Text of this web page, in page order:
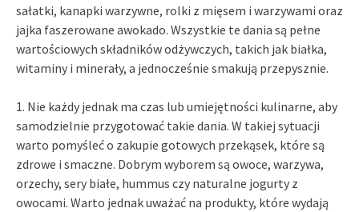
sałatki, kanapki warzywne, rolki z mięsem i warzywami oraz
jajka faszerowane awokado. Wszystkie te dania są pełne
wartościowych składników odżywczych, takich jak białka,
witaminy i minerały, a jednocześnie smakują przepysznie.
1. Nie każdy jednak ma czas lub umiejętności kulinarne, aby
samodzielnie przygotować takie dania. W takiej sytuacji
warto pomyśleć o zakupie gotowych przekąsek, które są
zdrowe i smaczne. Dobrym wyborem są owoce, warzywa,
orzechy, sery białe, hummus czy naturalne jogurty z
owocami. Warto jednak uważać na produkty, które wydają